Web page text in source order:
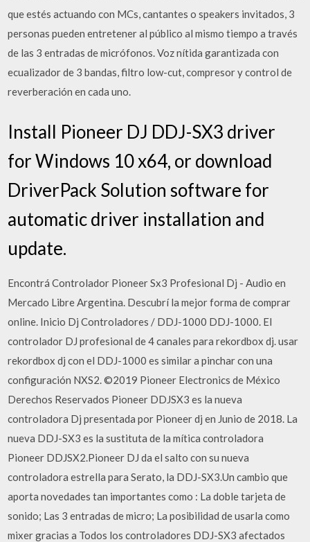
que estés actuando con MCs, cantantes o speakers invitados, 3
personas pueden entretener al público al mismo tiempo a través
de las 3 entradas de micrófonos. Voz nítida garantizada con
ecualizador de 3 bandas, filtro low-cut, compresor y control de
reverberación en cada uno.
Install Pioneer DJ DDJ-SX3 driver
for Windows 10 x64, or download
DriverPack Solution software for
automatic driver installation and
update.
Encontrá Controlador Pioneer Sx3 Profesional Dj - Audio en
Mercado Libre Argentina. Descubrí la mejor forma de comprar
online. Inicio Dj Controladores / DDJ-1000 DDJ-1000. El
controlador DJ profesional de 4 canales para rekordbox dj. usar
rekordbox dj con el DDJ-1000 es similar a pinchar con una
configuración NXS2. ©2019 Pioneer Electronics de México
Derechos Reservados Pioneer DDJSX3 es la nueva
controladora Dj presentada por Pioneer dj en Junio de 2018. La
nueva DDJ-SX3 es la sustituta de la mítica controladora
Pioneer DDJSX2.Pioneer DJ da el salto con su nueva
controladora estrella para Serato, la DDJ-SX3.Un cambio que
aporta novedades tan importantes como : La doble tarjeta de
sonido; Las 3 entradas de micro; La posibilidad de usarla como
mixer gracias a Todos los controladores DDJ-SX3 afectados